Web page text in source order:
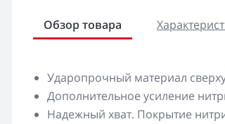
Обзор товара
Ударопрочный материал
Дополнительное усиление
Надежный хват. Покрытие